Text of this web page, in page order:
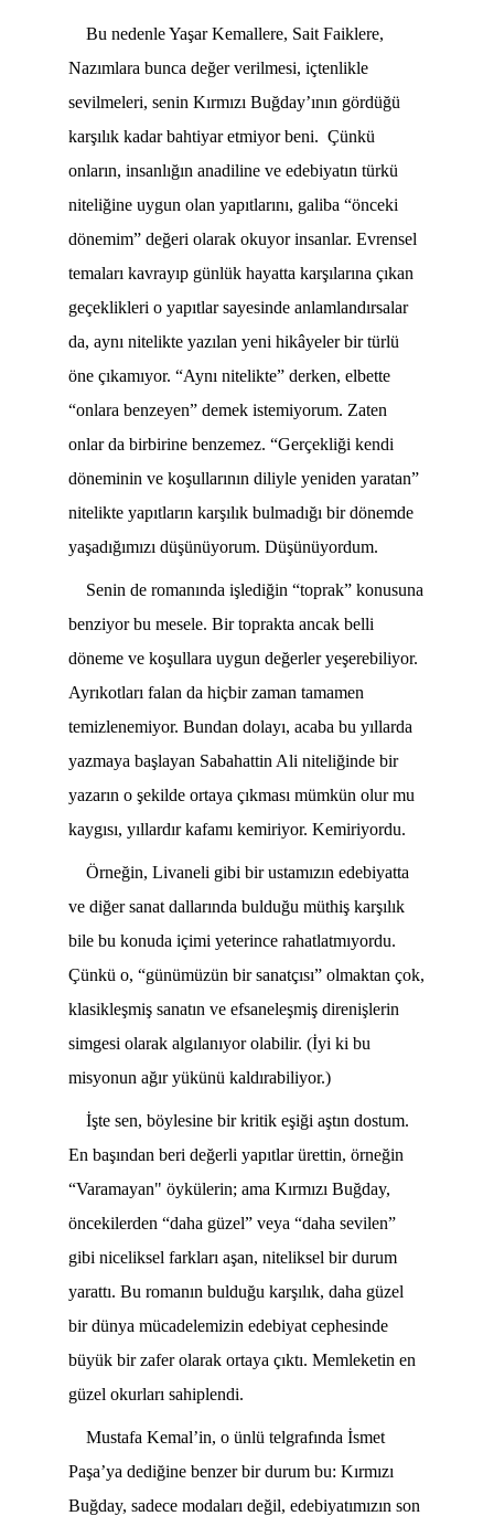
Bu nedenle Yaşar Kemallere, Sait Faiklere,
Nazımlara bunca değer verilmesi, içtenlikle
sevilmeleri, senin Kırmızı Buğday’ının gördüğü
karşılık kadar bahtiyar etmiyor beni. Çünkü
onların, insanlığın anadiline ve edebiyatın türkü
niteliğine uygun olan yapıtlarını, galiba “önceki
dönemim” değeri olarak okuyor insanlar. Evrensel
temaları kavrayıp günlük hayatta karşılarına çıkan
geçeklikleri o yapıtlar sayesinde anlamlandırsalar
da, aynı nitelikte yazılan yeni hikâyeler bir türlü
öne çıkamıyor. “Aynı nitelikte” derken, elbette
“onlara benzeyen” demek istemiyorum. Zaten
onlar da birbirine benzemez. “Gerçekliği kendi
döneminin ve koşullarının diliyle yeniden yaratan”
nitelikte yapıtların karşılık bulmadığı bir dönemde
yaşadığımızı düşünüyorum. Düşünüyordum.
Senin de romanında işlediğin “toprak” konusuna
benziyor bu mesele. Bir toprakta ancak belli
döneme ve koşullara uygun değerler yeşerebiliyor.
Ayrıkotları falan da hiçbir zaman tamamen
temizlenemiyor. Bundan dolayı, acaba bu yıllarda
yazmaya başlayan Sabahattin Ali niteliğinde bir
yazarın o şekilde ortaya çıkması mümkün olur mu
kaygısı, yıllardır kafamı kemiriyor. Kemiriyordu.
Örneğin, Livaneli gibi bir ustamızın edebiyatta
ve diğer sanat dallarında bulduğu müthiş karşılık
bile bu konuda içimi yeterince rahatlatmıyordu.
Çünkü o, “günümüzün bir sanatçısı” olmaktan çok,
klasikleşmiş sanatın ve efsaneleşmiş direnişlerin
simgesi olarak algılanıyor olabilir. (İyi ki bu
misyonun ağır yükünü kaldırabiliyor.)
İşte sen, böylesine bir kritik eşiği aştın dostum.
En başından beri değerli yapıtlar ürettin, örneğin
“Varamayan" öykülerin; ama Kırmızı Buğday,
öncekilerden “daha güzel” veya “daha sevilen”
gibi niceliksel farkları aşan, niteliksel bir durum
yarattı. Bu romanın bulduğu karşılık, daha güzel
bir dünya mücadelemizin edebiyat cephesinde
büyük bir zafer olarak ortaya çıktı. Memleketin en
güzel okurları sahiplendi.
Mustafa Kemal’in, o ünlü telgrafında İsmet
Paşa’ya dediğine benzer bir durum bu: Kırmızı
Buğday, sadece modaları değil, edebiyatımızın son